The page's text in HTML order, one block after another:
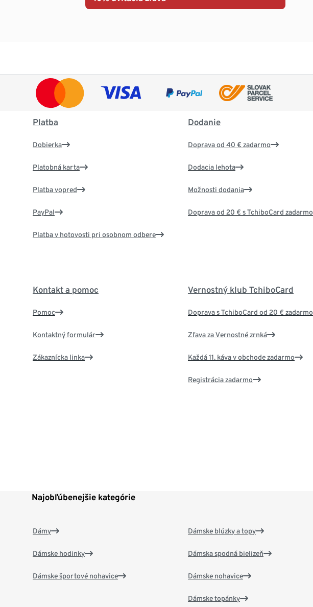
Platba
Dobierka
Platobná karta
Platba vopred
PayPal
Platba v hotovosti pri osobnom odbere
Dodanie
Doprava od 40 € zadarmo
Dodacia lehota
Možnosti dodania
Doprava od 20 € s TchiboCard zadarmo
Kontakt a pomoc
Pomoc
Kontaktný formulár
Zákaznícka linka
Vernostný klub TchiboCard
Doprava s TchiboCard od 20 € zadarmo
Zľava za Vernostné zrnká
Každá 11. káva v obchode zadarmo
Registrácia zadarmo
Najobľúbenejšie kategórie
Dámy
Dámske hodinky
Dámske športové nohavice
Dámske blúzky a topy
Dámska spodná bielizeň
Dámske nohavice
Dámske topánky